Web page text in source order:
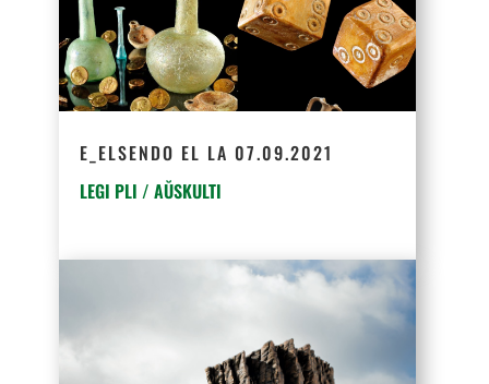
E_ELSENDO EL LA 07.09.2021
LEGI PLI / AŬSKULTI